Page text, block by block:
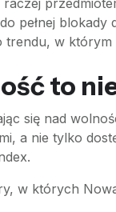
raczej
pełnej
trendu, w którym
to
się nad
a nie tylko
w których